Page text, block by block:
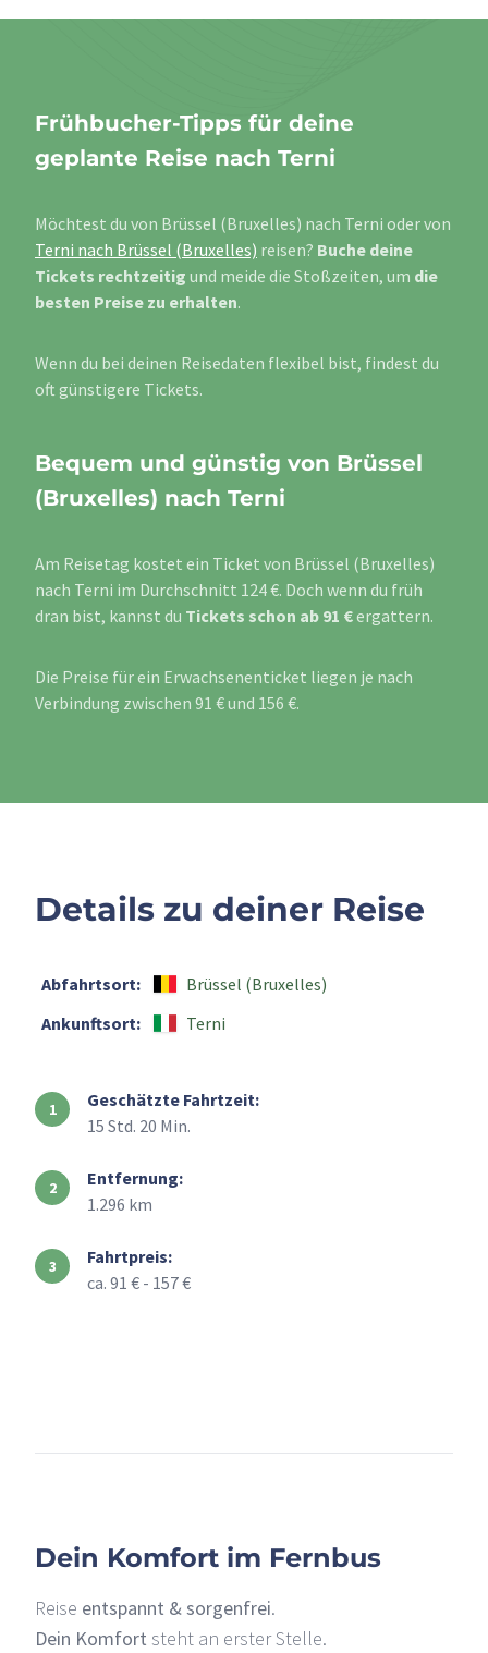
Frühbucher-Tipps für deine
geplante Reise nach Terni
Möchtest du von Brüssel (Bruxelles) nach Terni oder von
Terni nach Brüssel (Bruxelles) reisen? Buche deine
Tickets rechtzeitig und meide die Stoßzeiten, um die
besten Preise zu erhalten.
Wenn du bei deinen Reisedaten flexibel bist, findest du
oft günstigere Tickets.
Bequem und günstig von Brüssel
(Bruxelles) nach Terni
Am Reisetag kostet ein Ticket von Brüssel (Bruxelles)
nach Terni im Durchschnitt 124 €. Doch wenn du früh
dran bist, kannst du Tickets schon ab 91 €ergattern.
Die Preise für ein Erwachsenenticket liegen je nach
Verbindung zwischen 91 € und 156 €.
Details zu deiner Reise
Abfahrtsort:
Brüssel (Bruxelles)
Ankunftsort:
Terni
Geschätzte Fahrtzeit:
15 Std. 20 Min.
Entfernung:
1.296 km
Fahrtpreis:
ca. 91 € - 157 €
Dein Komfort im Fernbus
Reise entspannt & sorgenfrei.
Dein Komfort steht an erster Stelle.